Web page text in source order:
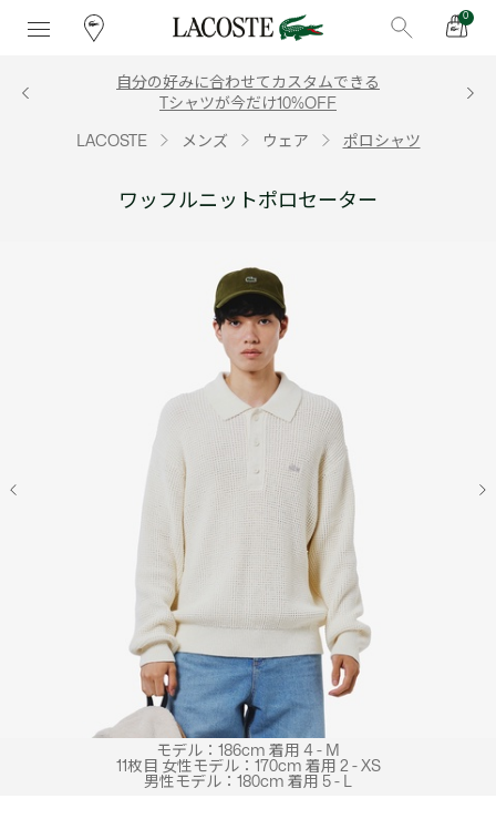
0
自分の好みに合わせてカスタムできる
Tシャツが今だけ10%OFF
LACOSTE メンズ ウェア ポロシャツ
ワッフルニットポロセーター
モデル：186cm 着用 4 - M
11枚目 女性モデル：170cm 着用 2 - XS
男性モデル：180cm 着用 5 - L